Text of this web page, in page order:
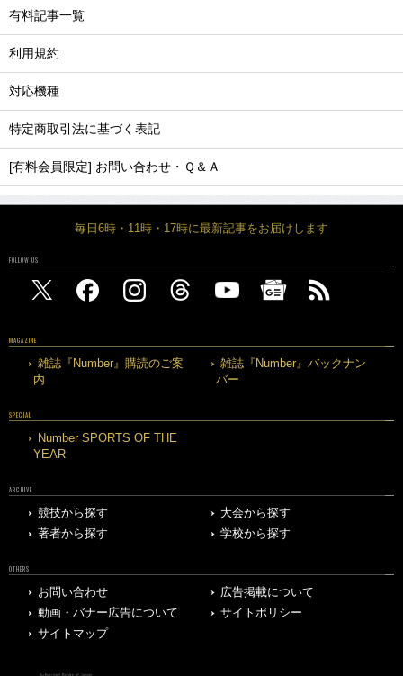
有料記事一覧
利用規約
対応機種
特定商取引法に基づく表記
[有料会員限定] お問い合わせ・Ｑ＆Ａ
毎日6時・11時・17時に最新記事をお届けします
FOLLOW US
MAGAZINE
雑誌『Number』購読のご案
内
雑誌『Number』バックナン
バー
SPECIAL
Number SPORTS OF THE
YEAR
ARCHIVE
競技から探す
大会から探す
著者から探す
学校から探す
OTHERS
お問い合わせ
広告掲載について
動画・バナー広告について
サイトポリシー
サイトマップ